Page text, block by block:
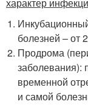
болезней – от
Продрома
заболевания):
временной
и самой